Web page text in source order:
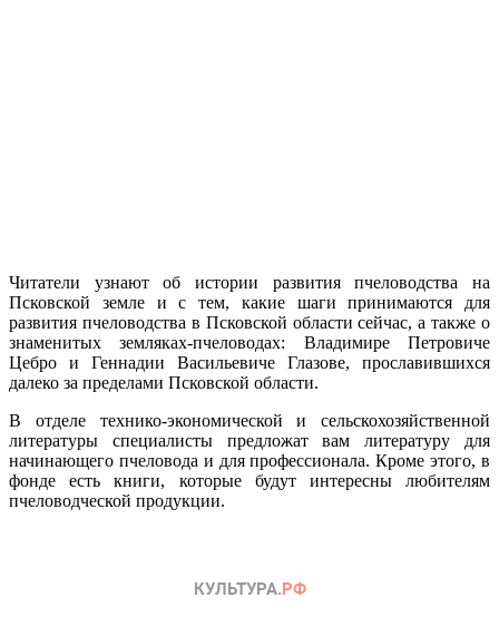
Читатели узнают об истории развития пчеловодства на
Псковской земле и с тем, какие шаги принимаются для
развития пчеловодства в Псковской области сейчас, а также о
знаменитых земляках-пчеловодах: Владимире Петровиче
Цебро и Геннадии Васильевиче Глазове, прославившихся
далеко за пределами Псковской области.
В отделе технико-экономической и сельскохозяйственной
литературы специалисты предложат вам литературу для
начинающего пчеловода и для профессионала. Кроме этого, в
фонде есть книги, которые будут интересны любителям
пчеловодческой продукции.